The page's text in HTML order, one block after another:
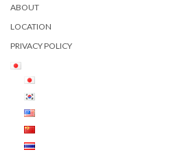
ABOUT
LOCATION
PRIVACY POLICY